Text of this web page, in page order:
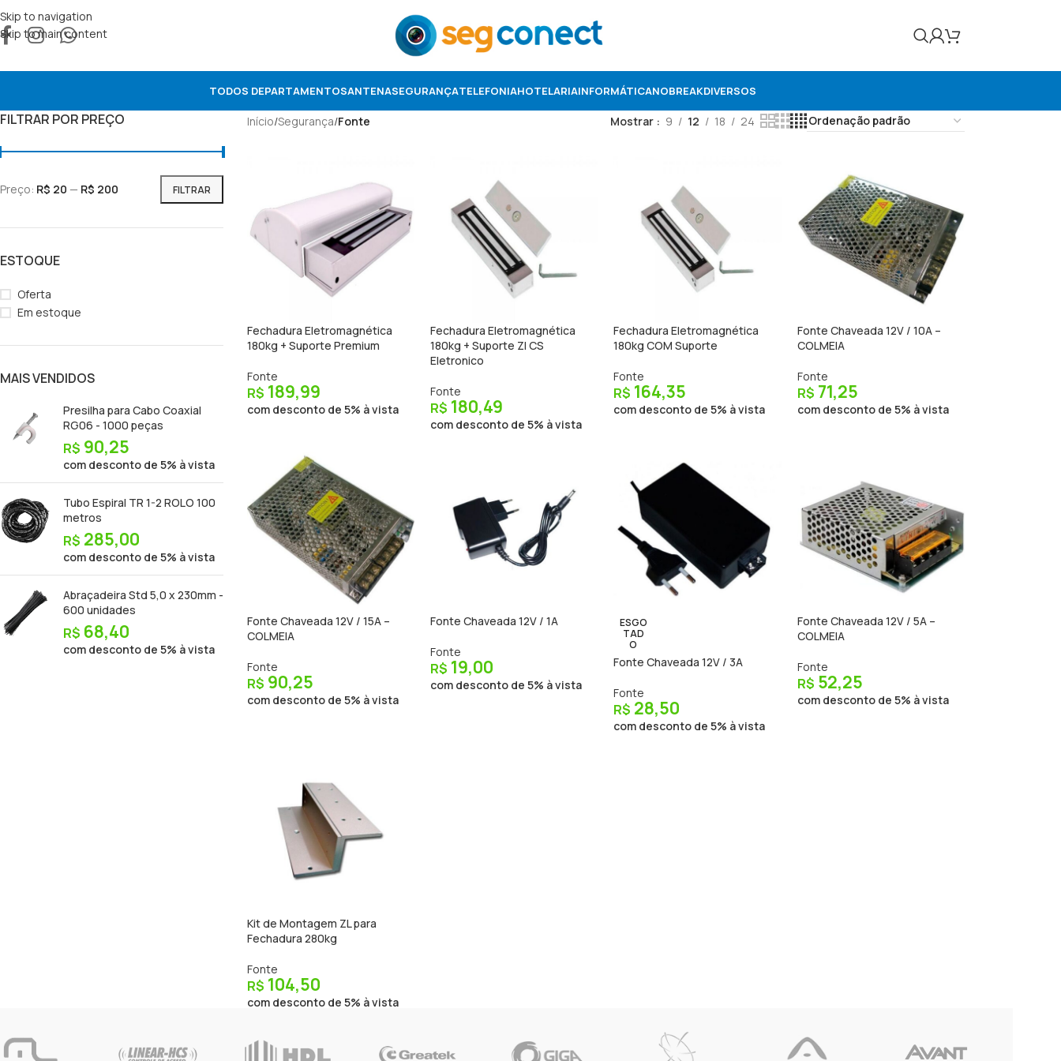
Skip to navigation
Skip to main content
TODOS DEPARTAMENTOSANTENASEGURANÇATELEFONIAHOTELARIAINFORMÁTICANOBREAKDIVERSOS
FILTRAR POR PREÇO
FILTRAR
Preço: R$ 20 — R$ 200
ESTOQUE
Oferta
Em estoque
MAIS VENDIDOS
Presilha para Cabo Coaxial
RG06 - 1000 peças
R$ 90,25
com desconto de 5% à vista
Tubo Espiral TR 1-2 ROLO 100
metros
R$ 285,00
com desconto de 5% à vista
Abraçadeira Std 5,0 x 230mm -
600 unidades
R$ 68,40
com desconto de 5% à vista
Início/Segurança/Fonte Mostrar 9 12 18 24
Fechadura Eletromagnética
180kg + Suporte Premium
Fonte
R$ 189,99
com desconto de 5% à vista
Fechadura Eletromagnética
180kg + Suporte Zl CS
Eletronico
Fonte
R$ 180,49
com desconto de 5% à vista
Fechadura Eletromagnética
180kg COM Suporte
Fonte
R$ 164,35
com desconto de 5% à vista
Fonte Chaveada 12V / 10A –
COLMEIA
Fonte
R$ 71,25
com desconto de 5% à vista
Fonte Chaveada 12V / 15A –
COLMEIA
Fonte
R$ 90,25
com desconto de 5% à vista
Fonte Chaveada 12V / 1A
Fonte
R$ 19,00
com desconto de 5% à vista
ESGO
TAD
O
Fonte Chaveada 12V / 3A
Fonte
R$ 28,50
com desconto de 5% à vista
Fonte Chaveada 12V / 5A –
COLMEIA
Fonte
R$ 52,25
com desconto de 5% à vista
Kit de Montagem ZL para
Fechadura 280kg
Fonte
R$ 104,50
com desconto de 5% à vista